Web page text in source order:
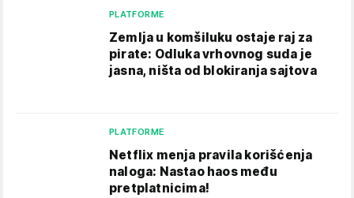
PLATFORME
Zemlja u komšiluku ostaje raj za
pirate: Odluka vrhovnog suda je
jasna, ništa od blokiranja sajtova
PLATFORME
Netflix menja pravila korišćenja
naloga: Nastao haos među
pretplatnicima!